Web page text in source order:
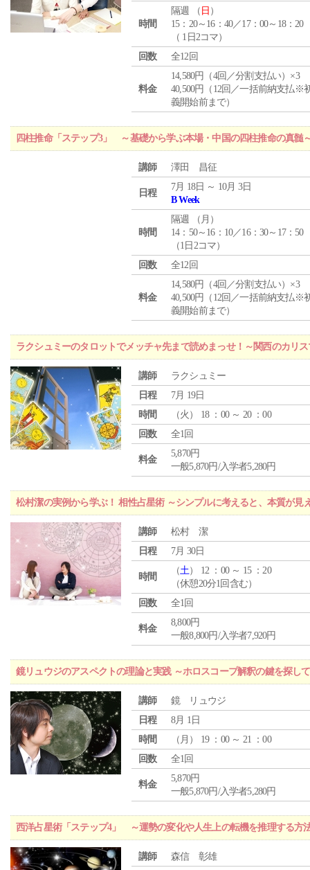
時間
隔週 （ 日 ）
15：20～16：40／17：00～18：20
（ 1日2コマ）
回数
全12回
料金
14,580円（4回／分割支払い）×3
40,500円（12回／一括前納支払※
義開始前まで）
四柱推命「ステップ3」 ～基礎から学ぶ本場・中国の四柱推命の真髄
講師 澤田 昌征
日程
7月 18日 ～ 10月 3日
B Week
時間
隔週 （ 月 ）
14：50～16：10／16：30～17：50
（1日2コマ）
回数
全12回
料金
14,580円（4回／分割支払い）×3
40,500円（12回／一括前納支払※
義開始前まで）
ラクシュミーのタロットでメッチャ先まで読めまっせ！～関西のカリ
講師
ラクシュミー
日程
7月 19日
時間
（火 ） 18 ：00 ～ 20 ：00
回数
全1回
料金
5,870円
一般5,870円/入学者5,280円
松村潔の実例から学ぶ！ 相性占星術 ～シンプルに考えると、本質が見
講師
松村 潔
日程
7月 30日
時間
（土） 12 ：00 ～ 15 ：20
（休憩20分1回含む）
回数
全1回
料金
8,800円
一般8,800円/入学者7,920円
鏡リュウジのアスペクトの理論と実践 ～ホロスコープ解釈の鍵を探し
講師
鏡 リュウジ
日程
8月 1日
時間
（ 月 ） 19 ：00 ～ 21 ：00
回数
全1回
料金
5,870円
一般5,870円/入学者5,280円
西洋占星術「ステップ4」 ～運勢の変化や人生上の転機を推理する方
講師 森信 彰雄